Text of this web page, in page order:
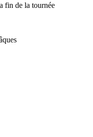
fin de la tournée